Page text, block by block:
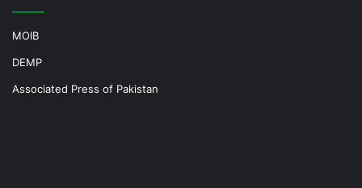
MOIB
DEMP
Associated Press of Pakistan